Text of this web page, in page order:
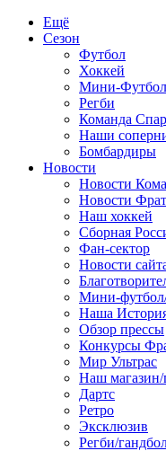
Ещё
Сезон
Футбол
Хоккей
Мини-Футбол
Регби
Команда
Наши
Бомбардиры
Новости
Новости
Новости
Наш хоккей
Сборная
Фан-cектор
Новости
Мини-
Наша
Обзор прессы
Конкурсы
Мир Ультрас
Наш магазин/
Дартс
Ретро
Эксклюзив
Регби/